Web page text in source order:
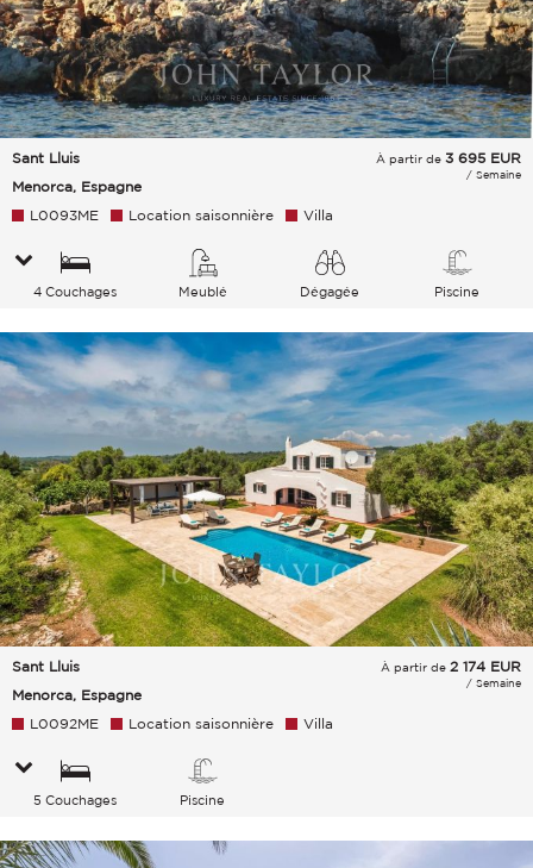
Sant Lluis
Menorca, Espagne
À partir de 3 695 EUR
/ Semaine
L0093ME Location saisonnière Villa
4 Couchages Meublé Dégagée Piscine
Sant Lluis
Menorca, Espagne
À partir de 2 174 EUR
/ Semaine
L0092ME Location saisonnière Villa
5 Couchages Piscine